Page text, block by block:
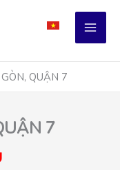
QUẬN 7
7